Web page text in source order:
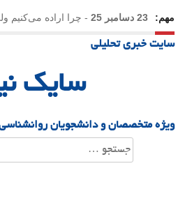
مهم: 23 دسامبر 25 - چرا اراده
21 دسامبر 25
سایت خبری تحلیلی
سایک
ویژه متخصصان و دانشجویان
جستجو
برای: